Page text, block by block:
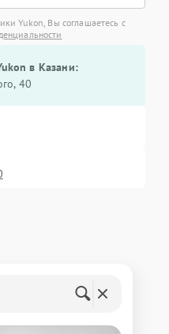
Yukon, Вы соглашаетесь с
в Казани:
40